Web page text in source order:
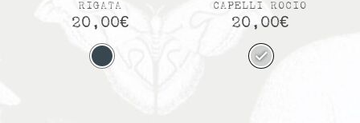
RIGATA
20,00€
CAPELLI ROCIO
20,00€